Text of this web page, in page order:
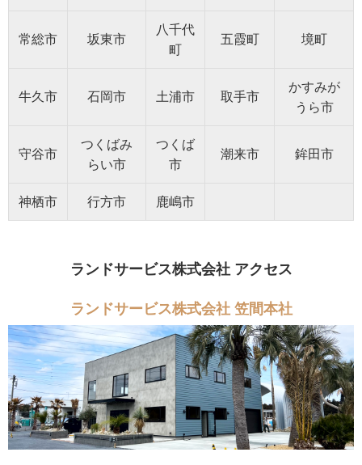
常総市 坂東市
八千代
町
五霞町 境町
牛久市 石岡市 土浦市 取手市
かすみが
うら市
守谷市
つくばみ
らい市
つくば
市
潮来市 鉾田市
神栖市 行方市 鹿嶋市
ランドサービス株式会社 アクセス
ランドサービス株式会社 笠間本社